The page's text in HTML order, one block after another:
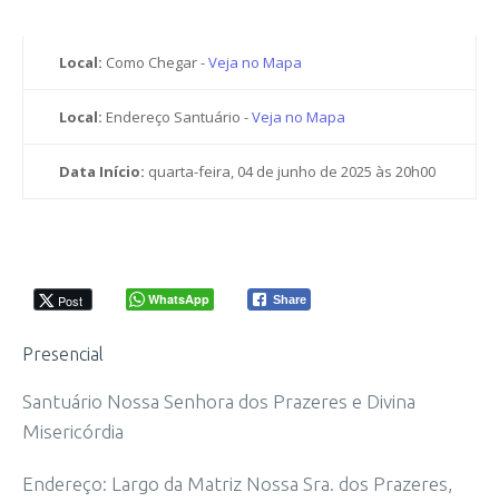
Local: Como Chegar -Veja no Mapa
Local: Endereço Santuário -Veja no Mapa
Data Início: quarta-feira, 04 de junho de 2025 às 20h00
Post WhatsApp Share
Presencial
Santuário Nossa Senhora dos Prazeres e Divina
Misericórdia
Endereço: Largo da Matriz Nossa Sra. dos Prazeres,